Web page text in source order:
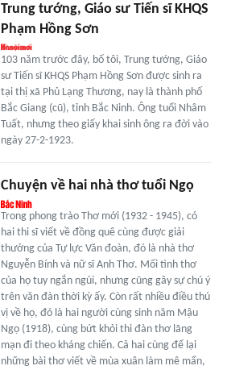
Trung tướng, Giáo sư Tiến sĩ KHQS
Phạm Hồng Sơn
103 năm trước đây, bố tôi, Trung tướng, Giáo
sư Tiến sĩ KHQS Phạm Hồng Sơn được sinh ra
tại thị xã Phủ Lạng Thương, nay là thành phố
Bắc Giang (cũ), tỉnh Bắc Ninh. Ông tuổi Nhâm
Tuất, nhưng theo giấy khai sinh ông ra đời vào
ngày 27-2-1923.
Chuyện về hai nhà thơ tuổi Ngọ
Trong phong trào Thơ mới (1932 - 1945), có
hai thi sĩ viết về đồng quê cùng được giải
thưởng của Tự lực Văn đoàn, đó là nhà thơ
Nguyễn Bính và nữ sĩ Anh Thơ. Mối tình thơ
của họ tuy ngắn ngủi, nhưng cũng gây sự chú ý
trên văn đàn thời kỳ ấy. Còn rất nhiều điều thú
vị về họ, đó là hai người cùng sinh năm Mậu
Ngọ (1918), cùng bứt khỏi thi đàn thơ lãng
mạn đi theo kháng chiến. Cả hai cùng để lại
những bài thơ viết về mùa xuân làm mê mẩn,